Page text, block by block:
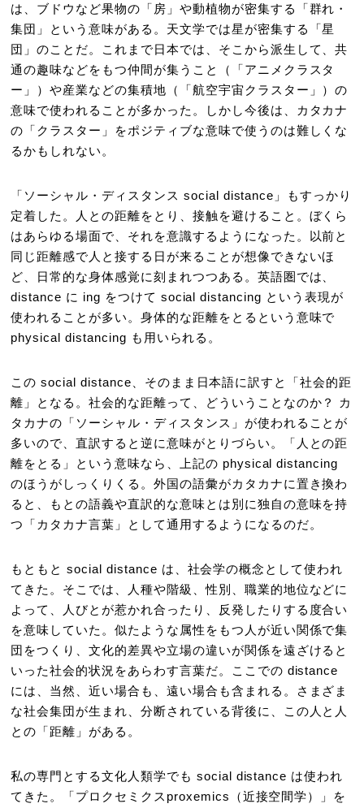
は、ブドウなど果物の「房」や動植物が密集する「群れ・
集団」という意味がある。天文学では星が密集する「星
団」のことだ。これまで日本では、そこから派生して、共
通の趣味などをもつ仲間が集うこと（「アニメクラスタ
ー」）や産業などの集積地（「航空宇宙クラスター」）の
意味で使われることが多かった。しかし今後は、カタカナ
の「クラスター」をポジティブな意味で使うのは難しくな
るかもしれない。
「ソーシャル・ディスタンス social distance」もすっかり
定着した。人との距離をとり、接触を避けること。ぼくら
はあらゆる場面で、それを意識するようになった。以前と
同じ距離感で人と接する日が来ることが想像できないほ
ど、日常的な身体感覚に刻まれつつある。英語圏では、
distance に ing をつけて social distancing という表現が
使われることが多い。身体的な距離をとるという意味で
physical distancing も用いられる。
この social distance、そのまま日本語に訳すと「社会的距
離」となる。社会的な距離って、どういうことなのか？ カ
タカナの「ソーシャル・ディスタンス」が使われることが
多いので、直訳すると逆に意味がとりづらい。「人との距
離をとる」という意味なら、上記の physical distancing
のほうがしっくりくる。外国の語彙がカタカナに置き換わ
ると、もとの語義や直訳的な意味とは別に独自の意味を持
つ「カタカナ言葉」として通用するようになるのだ。
もともと social distance は、社会学の概念として使われ
てきた。そこでは、人種や階級、性別、職業的地位などに
よって、人びとが惹かれ合ったり、反発したりする度合い
を意味していた。似たような属性をもつ人が近い関係で集
団をつくり、文化的差異や立場の違いが関係を遠ざけると
いった社会的状況をあらわす言葉だ。ここでの distance
には、当然、近い場合も、遠い場合も含まれる。さまざま
な社会集団が生まれ、分断されている背後に、この人と人
との「距離」がある。
私の専門とする文化人類学でも social distance は使われ
てきた。「プロクセミクスproxemics（近接空間学）」を